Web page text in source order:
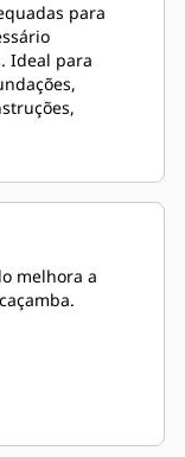
para
Ideal para
melhora a